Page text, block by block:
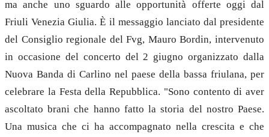
ma anche uno sguardo alle opportunità offerte oggi dal
Friuli Venezia Giulia. È il messaggio lanciato dal presidente
del Consiglio regionale del Fvg, Mauro Bordin, intervenuto
in occasione del concerto del 2 giugno organizzato dalla
Nuova Banda di Carlino nel paese della bassa friulana, per
celebrare la Festa della Repubblica. "Sono contento di aver
ascoltato brani che hanno fatto la storia del nostro Paese.
Una musica che ci ha accompagnato nella crescita e che